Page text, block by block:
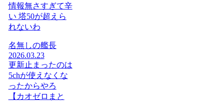
情報無さすぎて辛
い 塔50が超えら
れないわ
名無しの艦長
2026.03.23
更新止まったのは
5chが使えなくな
ったからやろ
【カオゼロまと